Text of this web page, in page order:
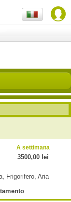
A settimana
3500,00 lei
Frigorifero, Aria